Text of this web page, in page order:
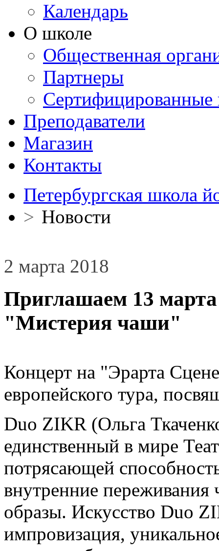
Календарь
О школе
Общественная
Партнеры
Сертифицированные
Преподаватели
Магазин
Контакты
Петербургская школа
> Новости
2 марта 2018
Приглашаем 13
"Мистерия чаши"
Концерт на "Эрарта
европейского тура,
Duo ZIKR (Ольга
единственный в мире
потрясающей
внутренние переживания
образы. Искусство Duo
импровизация,